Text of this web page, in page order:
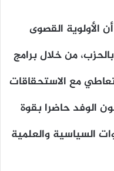
الأولوية القصوى
من خلال برامج
مع الاستحقاقات
الوفد حاضرا بقوة
السياسية والعلمية